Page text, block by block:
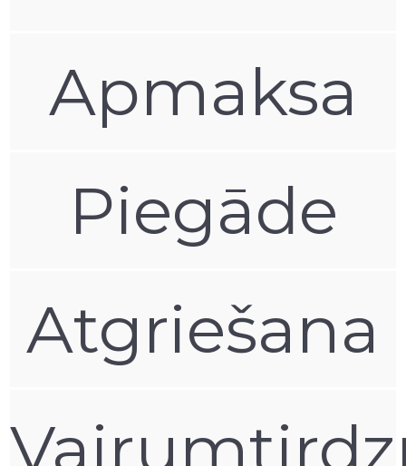
Apmaksa
Piegāde
Atgriešana